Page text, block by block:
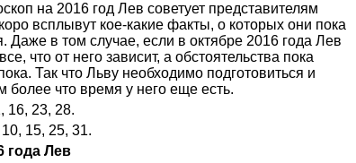
на 2016 год Лев советует представителям
всплывут кое-какие факты, о которых они пока
в том случае, если в октябре 2016 года Лев
что от него зависит, а обстоятельства пока
Так что Льву необходимо подготовиться и
что время у него еще есть.
16, 23, 28.
15, 25, 31.
года Лев